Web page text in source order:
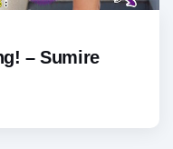
– Sumire